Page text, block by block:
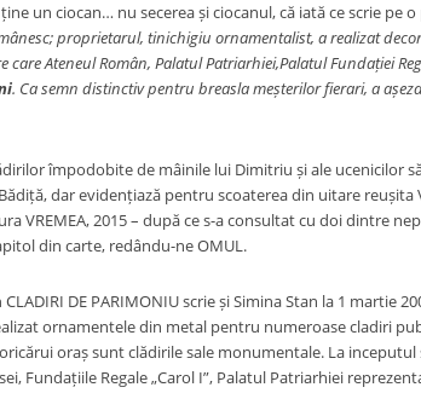
un ciocan… nu secerea și ciocanul, că iată ce scrie pe
proprietarul, tinichigiu ornamentalist, a realizat
Ateneul Român, Palatul Patriarhiei,Palatul Fundației
. Ca semn distinctiv pentru breasla meșterilor fierari, a
împodobite de mâinile lui Dimitriu și ale ucenicilor
dar evidențiază pentru scoaterea din uitare reușita
VREMEA, 2015 – după ce s-a consultat cu doi dintre
din carte, redându-ne OMUL.
CLADIRI DE PARIMONIU scrie și Simina Stan la 1 martie
ornamentele din metal pentru numeroase cladiri
oraș sunt clădirile sale monumentale. La
Fundațiile Regale „Carol I”, Palatul Patriarhiei